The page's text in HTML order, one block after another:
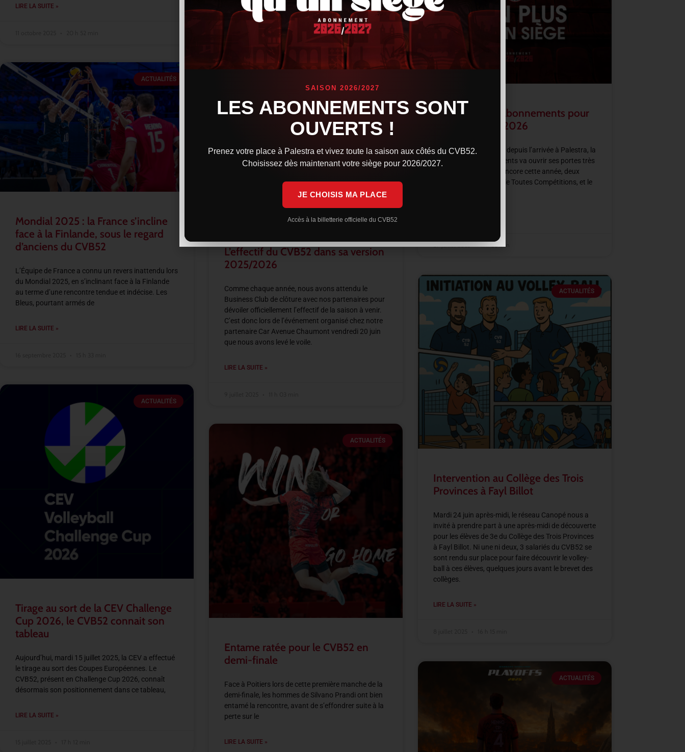
LIRE LA SUITE »
ACTUALITÉS
Mondial 2025 : la France s’incline
face à la Finlande, sous le regard
d’anciens du CVB52
L’Équipe de France a connu un revers inattendu lors
du Mondial 2025, en s’inclinant face à la Finlande
au terme d’une rencontre tendue et indécise. Les
Bleus, pourtant armés de
LIRE LA SUITE »
LIRE LA SUITE »
11 septembre 2025
Ouverture des abonnements pour
la saison 2025/2026
Comme chaque saison depuis l’arrivée à Palestra, la
campagne d’abonnements va ouvrir ses portes très
prochainement. Avec encore cette année, deux
types d’abonnements, le Toutes Compétitions, et le
ACTUALITÉS
Tirage au sort de la CEV Challenge
Cup 2026, le CVB52 connait son
tableau
Aujourd’hui, mardi 15 juillet 2025, la CEV a effectué
le tirage au sort des Coupes Européennes. Le
CVB52, présent en Challenge Cup 2026, connaît
désormais son positionnement dans ce tableau,
LIRE LA SUITE »
L’effectif du CVB52 dans sa version
2025/2026
Comme chaque année, nous avons attendu le
Business Club de clôture avec nos partenaires pour
dévoiler officiellement l’effectif de la saison à venir.
C’est donc lors de l’événement organisé chez notre
partenaire Car Avenue Chaumont vendredi 20 juin
que nous avons levé le voile.
LIRE LA SUITE »
ACTUALITÉS
Intervention au Collège des Trois
Provinces à Fayl Billot
Mardi 24 juin après-midi, le réseau Canopé nous a
invité à prendre part à une après-midi de découverte
pour les élèves de 3e du Collège des Trois Provinces
à Fayl Billot. Ni une ni deux, 3 salariés du CVB52 se
sont rendu sur place pour faire découvrir le volley-
ball à ces élèves, quelques jours avant le brevet des
collèges.
LIRE LA SUITE »
ACTUALITÉS
Entame ratée pour le CVB52 en
demi-finale
Face à Poitiers lors de cette première manche de la
demi-finale, les hommes de Silvano Prandi ont bien
entamé la rencontre, avant de s’effondrer suite à la
perte sur le
LIRE LA SUITE »
ACTUALITÉS
SAISON 2026/2027
LES ABONNEMENTS SONT
OUVERTS !
Prenez votre place à Palestra et vivez toute la saison aux côtés du CVB52.
Choisissez dès maintenant votre siège pour 2026/2027.
JE CHOISIS MA PLACE
Accès à la billetterie officielle du CVB52